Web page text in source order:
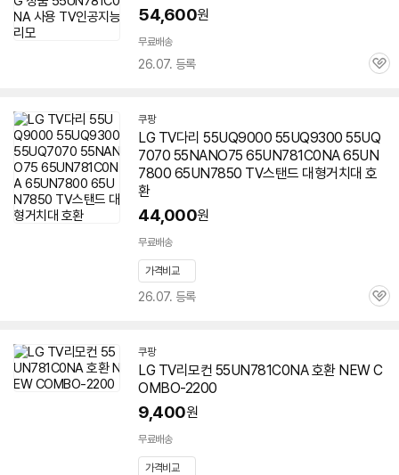
54,600원
무료배송
26.07. 등록
관
쿠팡
LG TV다리 55UQ9000 55UQ9300 55UQ
7070 55NANO75 65UN781C0NA 65UN
7800 65UN7850 TV스탠드 대형거치대 호
환
44,000원
무료배송
가격비교
26.07. 등록
관
쿠팡
LG TV리모컨 55UN781C0NA호환 NEW C
OMBO-2200
9,400원
무료배송
가격비교